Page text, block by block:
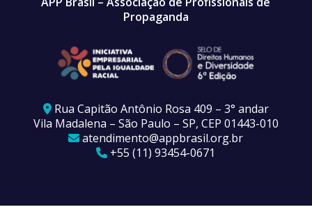
Propaganda
Rua Capitão Antônio Rosa 409 – 3° andar
Vila Madalena – São Paulo – SP, CEP 01443-010
atendimento@appbrasil.org.br
+55 (11) 93454-0671